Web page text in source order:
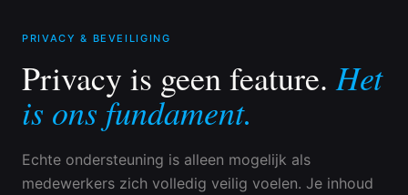
PRIVACY & BEVEILIGING
Privacy is geen feature. Het
is ons fundament.
Echte ondersteuning is alleen mogelijk als
medewerkers zich volledig veilig voelen. Je inhoud